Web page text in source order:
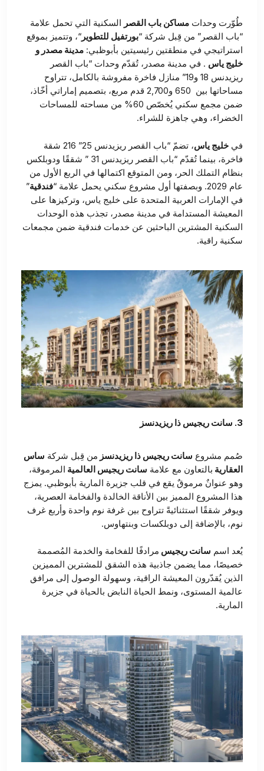
طُوّرت وحدات مساكن باب القصر
السكنية التي تحمل علامة
“باب القصر” من قِبل شركة “بورتفيل للتطوير “، وتتميز بموقع
استراتيجي في منطقتين رئيسيتين بأبوظبي: مدينة مصدر و
خليج ياس . في مدينة مصدر، تُقدّم وحدات “باب القصر
ريزيدنس 18 و19” منازل فاخرة مفروشة بالكامل، تتراوح
مساحاتها بين 650 و2,700 قدم مربع، بتصميم إماراتي أخّاذ،
ضمن مجمع سكني يُخصّص 60% من مساحته للمساحات
الخضراء، وهي جاهزة للشراء.
في خليج ياس
، تضمّ “باب القصر ريزيدنس 25” 216 شقة
فاخرة، بينما تُقدّم “باب القصر ريزيدنس 31 ” شققًا ودوبلكس
بنظام التملك الحر، ومن المتوقع اكتمالها في الربع الأول من
عام 2029. وبصفتها أول مشروع سكني يحمل علامة “
فندقية”
في الإمارات العربية المتحدة على خليج ياس، وتركيزها على
المعيشة المستدامة في مدينة مصدر، تجذب هذه الوحدات
السكنية المشترين الباحثين عن خدمات فندقية ضمن مجمعات
سكنية راقية.
3. سانت ريجيس ذا ريزيدنسز
صُمم مشروع سانت ريجيس ذا ريزيدنسز من قِبل شركة ساس
العقارية بالتعاون مع علامة سانت ريجيس العالمية المرموقة،
وهو عنوانٌ مرموقٌ يقع في قلب جزيرة المارية بأبوظبي. يمزج
هذا المشروع المميز بين الأناقة الخالدة والفخامة العصرية،
ويوفر شققًا استثنائيةً تتراوح بين غرفة نوم واحدة وأربع غرف
نوم، بالإضافة إلى دوبلكسات وبنتهاوس.
يُعد اسم سانت ريجيس مرادفًا للفخامة والخدمة المُصممة
خصيصًا، مما يضمن جاذبية هذه الشقق للمشترين المميزين
الذين يُقدّرون المعيشة الراقية، وسهولة الوصول إلى مرافق
عالمية المستوى، ونمط الحياة النابض بالحياة في جزيرة
المارية.